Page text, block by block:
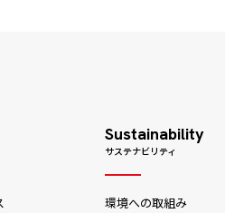
Sustainability
サステナビリティ
環境への取組み